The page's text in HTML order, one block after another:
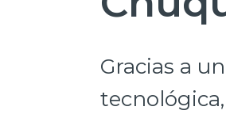
Gracias a